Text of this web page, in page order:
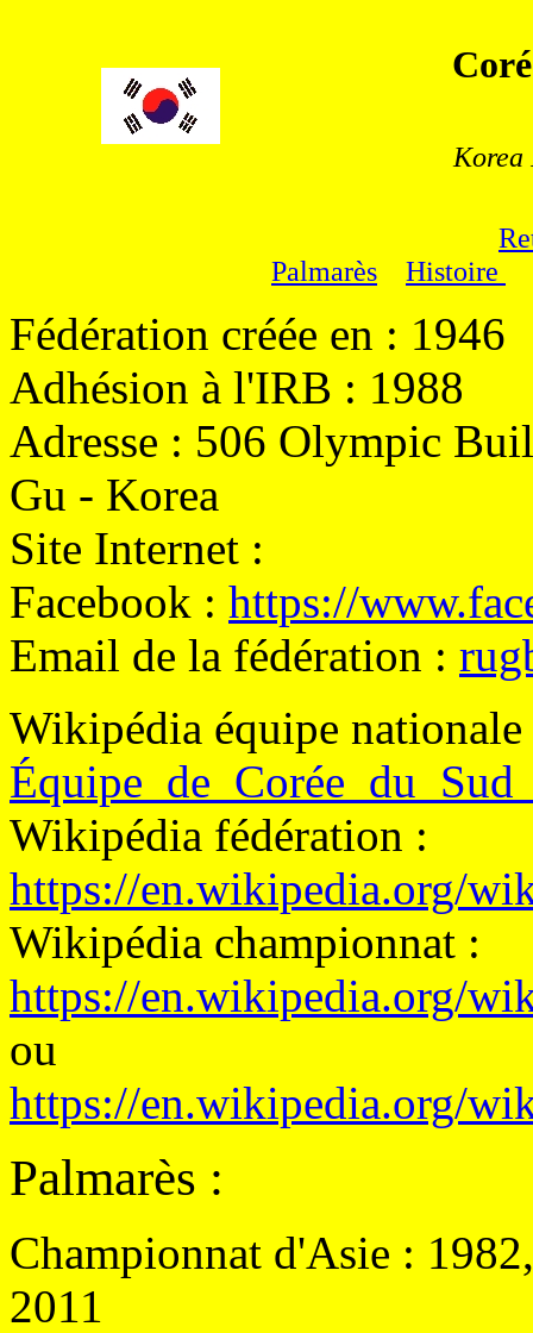
Korea
Palmarès
Histoire
Fédération créée en : 1946
Adhésion à l'IRB : 1988
Adresse : 506 Olympic
Gu - Korea
Site Internet :
Facebook : https://
Email de la fédération :
Wikipédia équipe
Wikipédia fédération :
https://en.wikipedia.org/
Wikipédia championnat :
https://en.wikipedia.org/
ou
https://en.wikipedia.org/
Palmarès :
Championnat d'Asie :
2011